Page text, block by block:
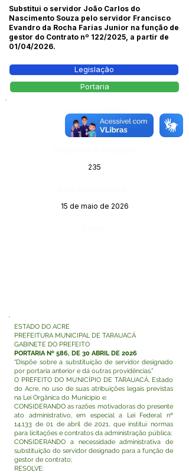
Substitui o servidor João Carlos do
Nascimento Souza pelo servidor Francisco
Evandro da Rocha Farias Junior na função de
gestor do Contrato nº 122/2025, a partir de
01/04/2026.
Legislação
Portaria
14266
235
15 de maio de 2026
ESTADO DO ACRE
PREFEITURA MUNICIPAL DE TARAUACÁ
GABINETE DO PREFEITO
PORTARIA Nº 586, DE 30 ABRIL DE 2026
“Dispõe sobre a substituição de servidor designado
por portaria anterior e dá outras providências.”
O PREFEITO DO MUNICÍPIO DE TARAUACÁ, Estado
do Acre, no uso de suas atribuições legais previstas
na Lei Orgânica do Município e:
CONSIDERANDO as razões motivadoras do presente
ato administrativo, em especial a Lei Federal nº
14.133 de 01 de abril de 2021, que institui normas
para licitações e contratos da administração pública;
CONSIDERANDO a necessidade administrativa de
substituição do servidor designado para a função de
gestor de contrato;
RESOLVE: